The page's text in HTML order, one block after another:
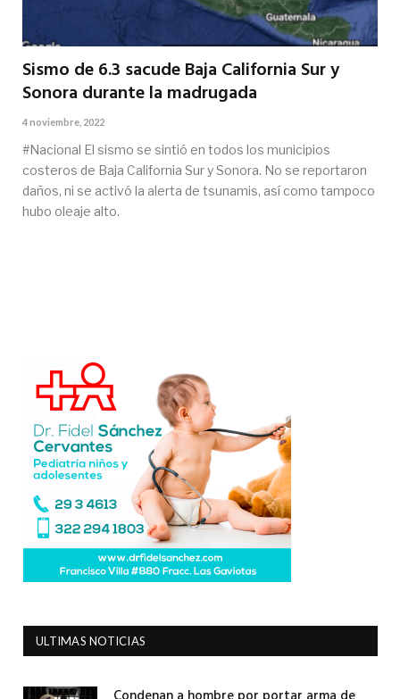
Sismo de 6.3 sacude Baja California Sur y
Sonora durante la madrugada
4 noviembre, 2022
#Nacional El sismo se sintió en todos los municipios
costeros de Baja California Sur y Sonora. No se reportaron
daños, ni se activó la alerta de tsunamis, así como tampoco
hubo oleaje alto.
ULTIMAS NOTICIAS